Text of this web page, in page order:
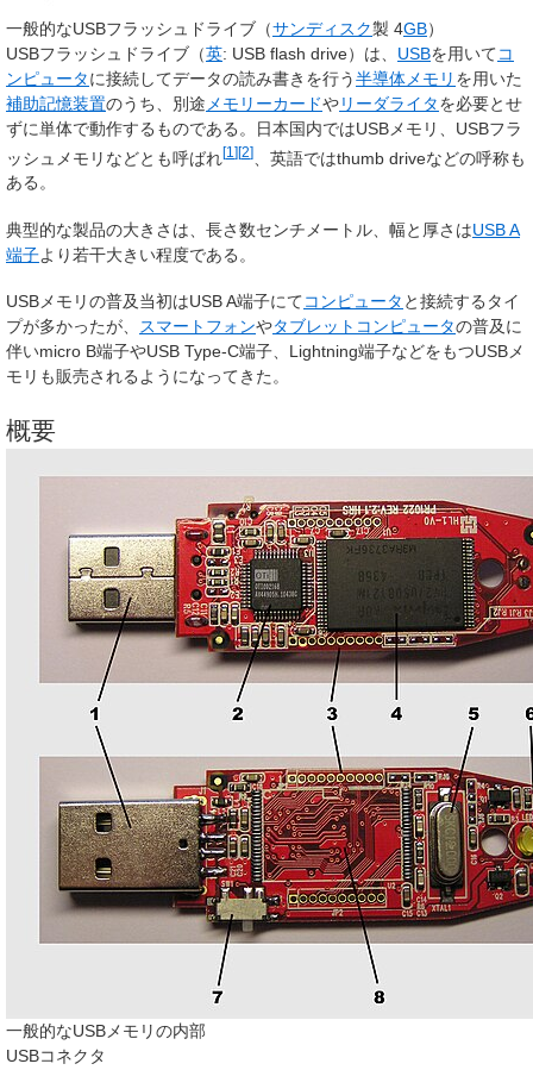
一般的なUSBフラッシュドライブ（サンディスク製 4GB）
USBフラッシュドライブ （英: USB flash drive）は、 USBを用いてコ
ンピュータに接続してデータの読み書きを行う半導体メモリ を用いた
補助記憶装置のうち、別途 メモリーカードやリーダライタを必要とせ
ずに単体で動作するものである。日本国内ではUSBメモリ、USBフラ
ッシュメモリ などとも呼ばれ[1 ][2] 、英語ではthumb driveなどの呼称も
ある。
典型的な製品の大きさは、長さ数センチメートル、幅と厚さはUSB A
端子より若干大きい程度である。
USBメモリの普及当初はUSB A端子にてコンピュータ と接続するタイ
プが多かったが、 スマートフォンやタブレットコンピュータの普及に
伴いmicro B端子やUSB Type-C端子、Lightning端子などをもつUSBメ
モリも販売されるようになってきた。
概要
一般的なUSBメモリの内部
USBコネクタ